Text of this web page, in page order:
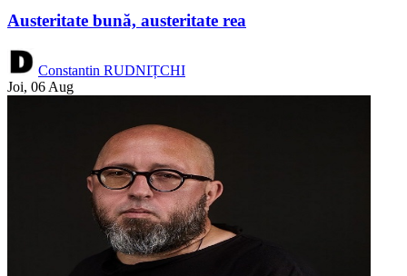
Austeritate bună, austeritate rea
Constantin RUDNIȚCHI
Joi, 06 Aug